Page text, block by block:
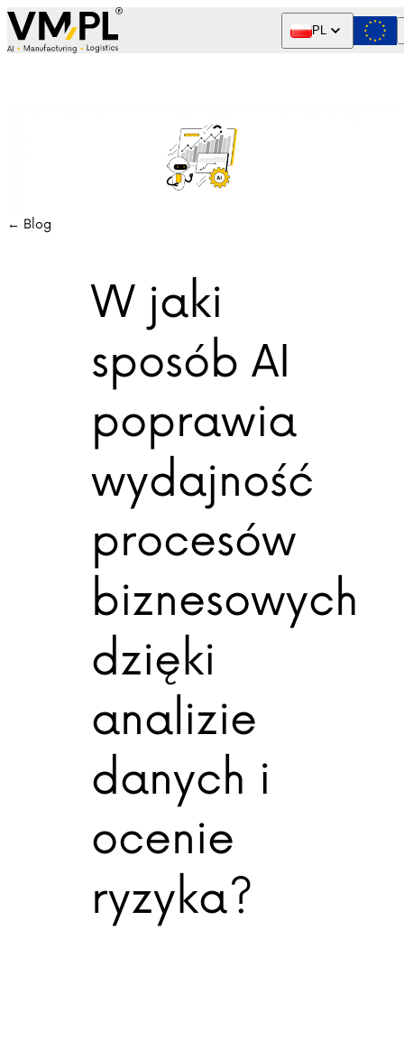
Skip to content
PL
← Blog
W jaki
sposób AI
poprawia
wydajność
procesów
biznesowych
dzięki
analizie
danych i
ocenie
ryzyka?